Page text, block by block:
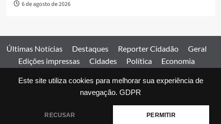
Este site utiliza cookies para melhorar sua experiência de
navegação. GDPR
RECUSAR PERMITIR
6 de agosto de 2026
Últimas Notícias Destaques Reporter Cidadão
Geral
Edições impressas
Cidades Política
Economia
Comercial
Edições impressas Expediente Home
© 2026 Jornal Estado de Goiás. Todos os direitos reservados.